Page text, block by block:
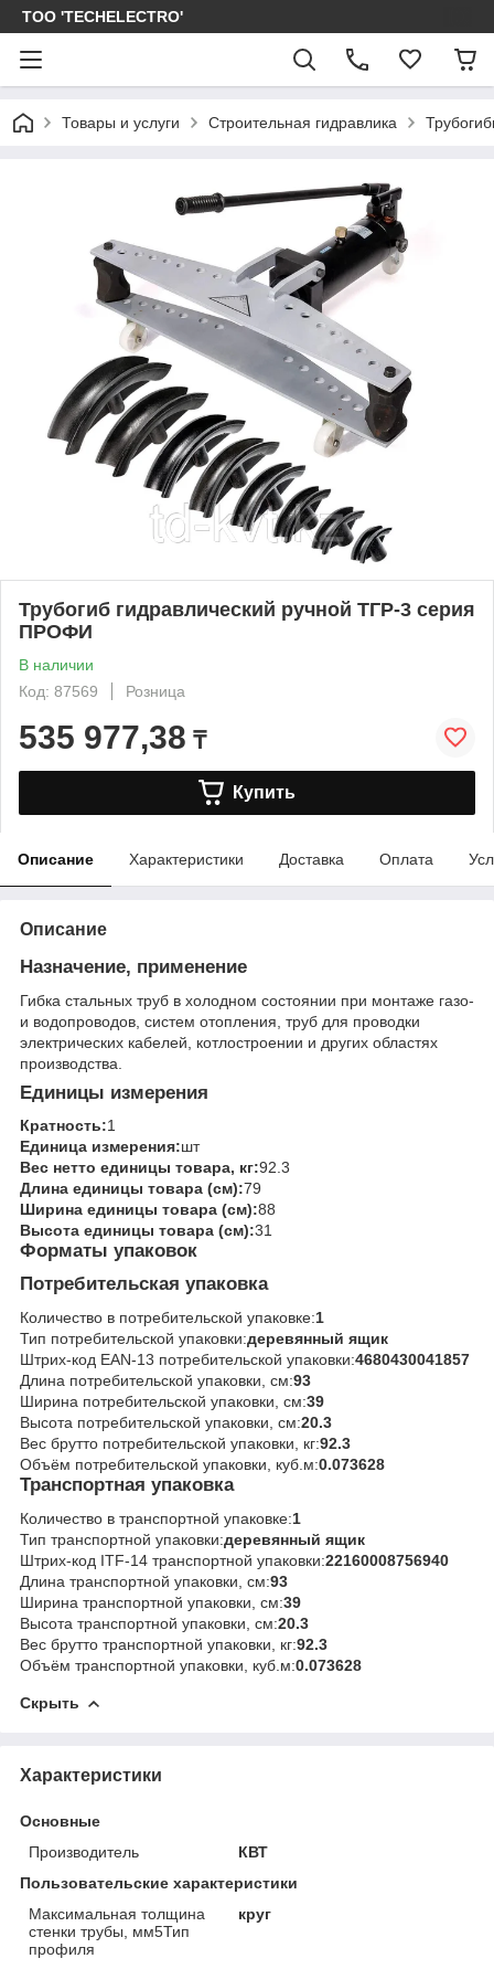
ТОО 'TECHELECTRO'
Товары и услуги Строительная гидравлика
Трубогиб гидравлический ручной ТГР-3 серия
ПРОФИ
В наличии
Код: 87569
Розница
535 977,38 ₸
Купить
Описание Характеристики Доставка Оплата
Описание
Назначение, применение
Гибка стальных труб в холодном состоянии при монтаже газо-
и водопроводов, систем отопления, труб для проводки
электрических кабелей, котлостроении и других областях
производства.
Единицы измерения
Кратность:1
Единица измерения:шт
Вес нетто единицы товара, кг:92.3
Длина единицы товара (см):79
Ширина единицы товара (см):88
Высота единицы товара (см):31
Форматы упаковок
Потребительская упаковка
Количество в потребительской упаковке:1
Тип потребительской упаковки:деревянный ящик
Штрих-код EAN-13 потребительской упаковки:4680430041857
Длина потребительской упаковки, см:93
Ширина потребительской упаковки, см:39
Высота потребительской упаковки, см:20.3
Вес брутто потребительской упаковки, кг:92.3
Объём потребительской упаковки, куб.м:0.073628
Транспортная упаковка
Количество в транспортной упаковке:1
Тип транспортной упаковки:деревянный ящик
Штрих-код ITF-14 транспортной упаковки:22160008756940
Длина транспортной упаковки, см:93
Ширина транспортной упаковки, см:39
Высота транспортной упаковки, см:20.3
Вес брутто транспортной упаковки, кг:92.3
Объём транспортной упаковки, куб.м:0.073628
Скрыть
Характеристики
Основные
Производитель
КВТ
Пользовательские характеристики
Максимальная толщина
стенки трубы, мм5Тип
профиля
круг